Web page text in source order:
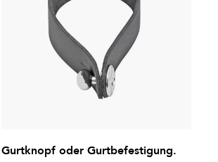
Gurtknopf oder Gurtbefestigung.